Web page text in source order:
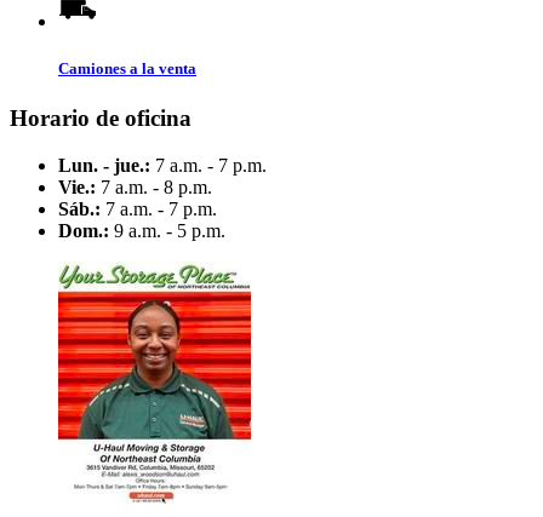
Camiones a la venta
Horario de oficina
Lun. - jue.: 7 a.m. - 7 p.m.
Vie.: 7 a.m. - 8 p.m.
Sáb.: 7 a.m. - 7 p.m.
Dom.: 9 a.m. - 5 p.m.